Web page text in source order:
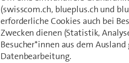
(swisscom.ch, blueplus.ch und
erforderliche Cookies auch bei
Zwecken dienen (Statistik,
Besucher*innen aus dem
Datenbearbeitung.